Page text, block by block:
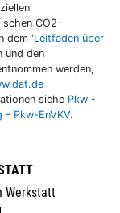
CO2-
dem 'Leitfaden über
und den
werden,
siehe Pkw -
Pkw-EnVKV.
Werkstatt